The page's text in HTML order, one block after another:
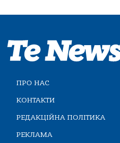
ПРО НАС
КОНТАКТИ
РЕДАКЦІЙНА ПОЛІТИКА
РЕКЛАМА